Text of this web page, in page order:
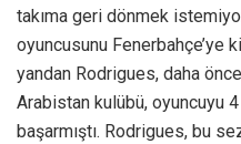
takıma geri dönmek
oyuncusunu Fenerbahçe’ye
yandan Rodrigues, daha
Arabistan kulübü, oyuncuyu 4
başarmıştı. Rodrigues, bu